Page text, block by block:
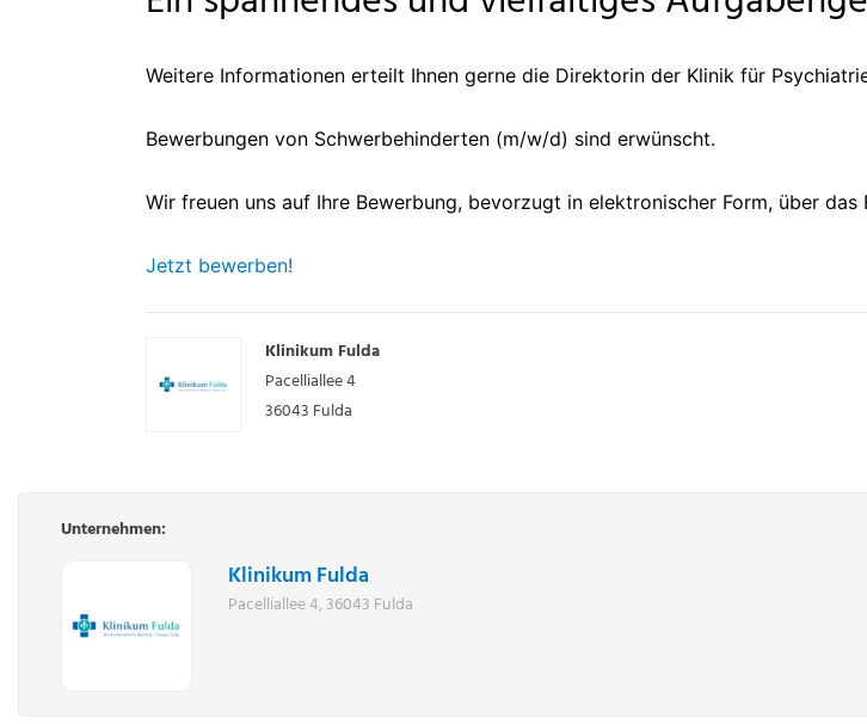
Weitere Informationen erteilt Ihnen gerne die Direktorin der Klinik für
Bewerbungen von Schwerbehinderten (m/w/d) sind erwünscht.
Wir freuen uns auf Ihre Bewerbung, bevorzugt in elektronischer Form, über
Jetzt bewerben!
Klinikum Fulda
Pacelliallee 4
36043 Fulda
Unternehmen:
Klinikum Fulda
Pacelliallee 4, 36043 Fulda